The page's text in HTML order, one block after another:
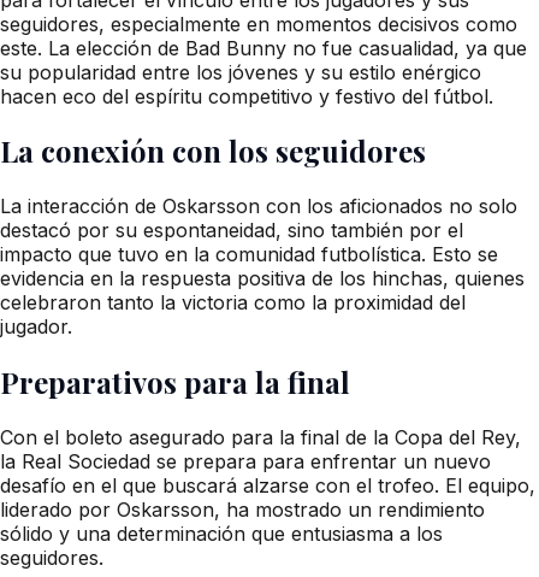
seguidores, especialmente en momentos decisivos como
este. La elección de Bad Bunny no fue casualidad, ya que
su popularidad entre los jóvenes y su estilo enérgico
hacen eco del espíritu competitivo y festivo del fútbol.
La conexión con los seguidores
La interacción de Oskarsson con los aficionados no solo
destacó por su espontaneidad, sino también por el
impacto que tuvo en la comunidad futbolística. Esto se
evidencia en la respuesta positiva de los hinchas, quienes
celebraron tanto la victoria como la proximidad del
jugador.
Preparativos para la final
Con el boleto asegurado para la final de la Copa del Rey,
la Real Sociedad se prepara para enfrentar un nuevo
desafío en el que buscará alzarse con el trofeo. El equipo,
liderado por Oskarsson, ha mostrado un rendimiento
sólido y una determinación que entusiasma a los
seguidores.